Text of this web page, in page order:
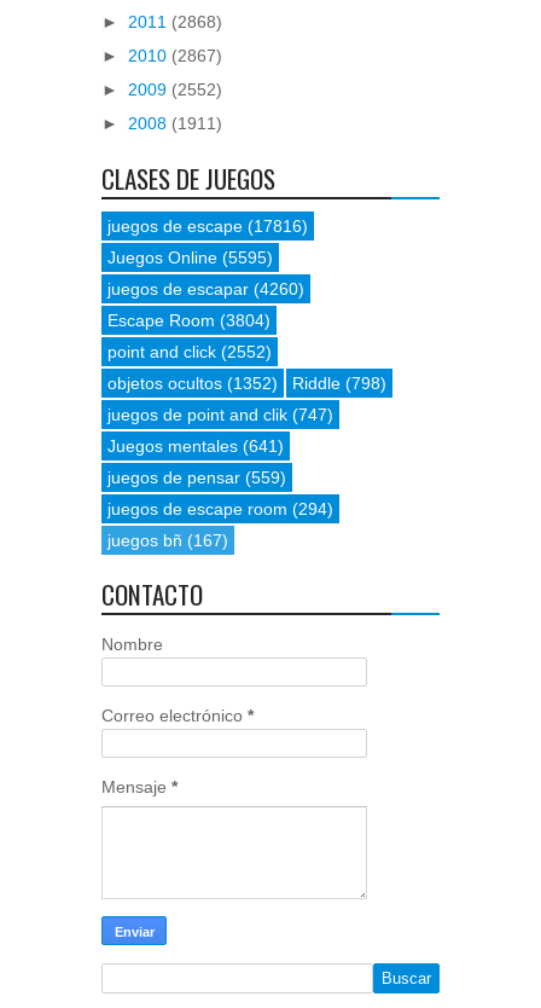
► 2011 (2868)
► 2010 (2867)
► 2009 (2552)
► 2008 (1911)
CLASES DE JUEGOS
juegos de escape (17816)
Juegos Online (5595)
juegos de escapar (4260)
Escape Room (3804)
point and click (2552)
objetos ocultos (1352) Riddle (798)
juegos de point and clik (747)
Juegos mentales (641)
juegos de pensar (559)
juegos de escape room (294)
juegos bñ (167)
CONTACTO
Nombre
Correo electrónico *
Mensaje *